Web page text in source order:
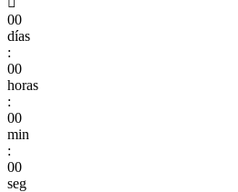
00
días
:
00
horas
:
00
min
:
00
seg